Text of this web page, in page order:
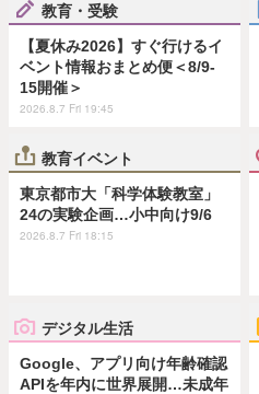
教育・受験
【夏休み2026】すぐ行けるイ
ベント情報おまとめ便＜8/9-
15開催＞
2026.8.7 Fri 19:45
教育イベント
東京都市大「科学体験教室」
24の実験企画…小中向け9/6
2026.8.7 Fri 18:15
デジタル生活
Google、アプリ向け年齢確認
APIを年内に世界展開…未成年